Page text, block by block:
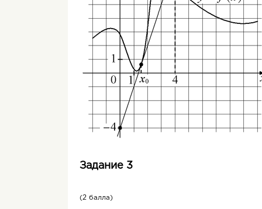
Выберем награфике функцииточку
окрестности точки
0
(ММ 0 ). При
графику функции в точке с абсциссой х
Т.е. производная функции в точке х
Уравнение касательной к графику
производной функции y=f(x) в точке
Задание 3
(2 балла)